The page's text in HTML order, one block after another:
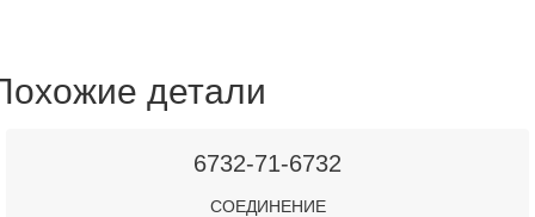
детали
6732-71-6732
СОЕДИНЕНИЕ